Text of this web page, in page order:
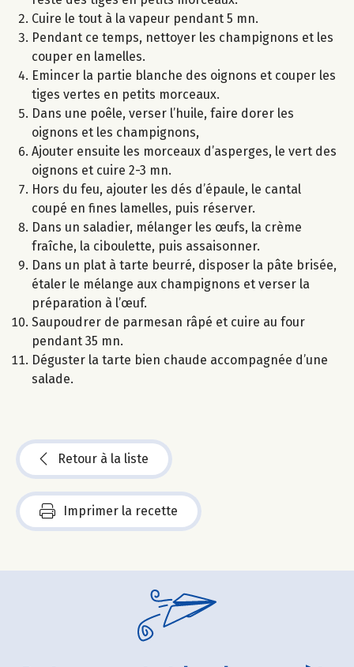
Cuire le tout à la vapeur pendant 5 mn.
Pendant ce temps, nettoyer les champignons et les
couper en lamelles.
Emincer la partie blanche des oignons et couper les
tiges vertes en petits morceaux.
Dans une poêle, verser l’huile, faire dorer les
oignons et les champignons,
Ajouter ensuite les morceaux d’asperges, le vert des
oignons et cuire 2-3 mn.
Hors du feu, ajouter les dés d’épaule, le cantal
coupé en fines lamelles, puis réserver.
Dans un saladier, mélanger les œufs, la crème
fraîche, la ciboulette, puis assaisonner.
Dans un plat à tarte beurré, disposer la pâte brisée,
étaler le mélange aux champignons et verser la
préparation à l’œuf.
Saupoudrer de parmesan râpé et cuire au four
pendant 35 mn.
Déguster la tarte bien chaude accompagnée d’une
salade.
Retour à la liste
Imprimer la recette